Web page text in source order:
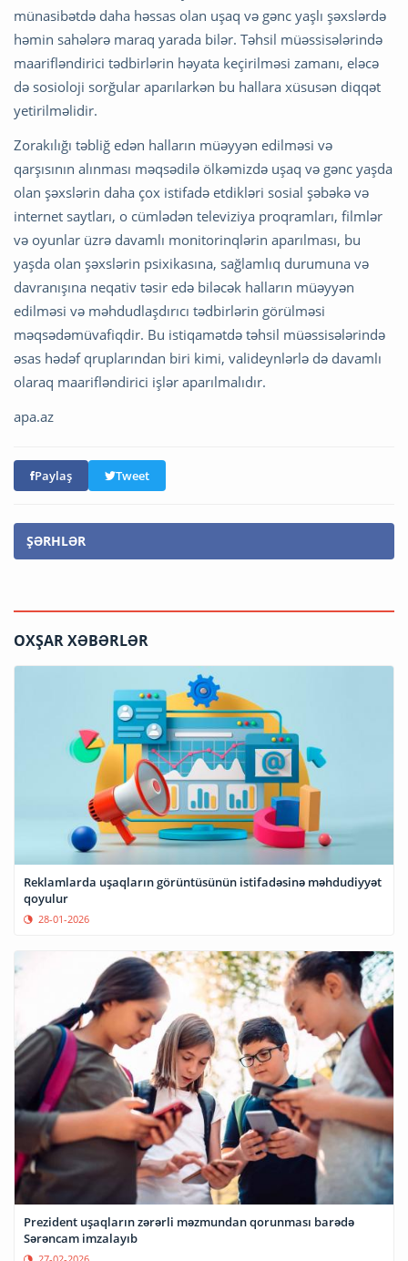
münasibətdə daha həssas olan uşaq və gənc yaşlı şəxslərdə
həmin sahələrə maraq yarada bilər. Təhsil müəssisələrində
maarifləndirici tədbirlərin həyata keçirilməsi zamanı, eləcə
də sosioloji sorğular aparılarkən bu hallara xüsusən diqqət
yetirilməlidir.
Zorakılığı təbliğ edən halların müəyyən edilməsi və
qarşısının alınması məqsədilə ölkəmizdə uşaq və gənc yaşda
olan şəxslərin daha çox istifadə etdikləri sosial şəbəkə və
internet saytları, o cümlədən televiziya proqramları, filmlər
və oyunlar üzrə davamlı monitorinqlərin aparılması, bu
yaşda olan şəxslərin psixikasına, sağlamlıq durumuna və
davranışına neqativ təsir edə biləcək halların müəyyən
edilməsi və məhdudlaşdırıcı tədbirlərin görülməsi
məqsədəmüvafiqdir. Bu istiqamətdə təhsil müəssisələrində
əsas hədəf qruplarından biri kimi, valideynlərlə də davamlı
olaraq maarifləndirici işlər aparılmalıdır.
apa.az
Paylaş Tweet
ŞƏRHLƏR
OXŞAR XƏBƏRLƏR
Reklamlarda uşaqların görüntüsünün istifadəsinə məhdudiyyət
qoyulur
28-01-2026
Prezident uşaqların zərərli məzmundan qorunması barədə
Sərəncam imzalayıb